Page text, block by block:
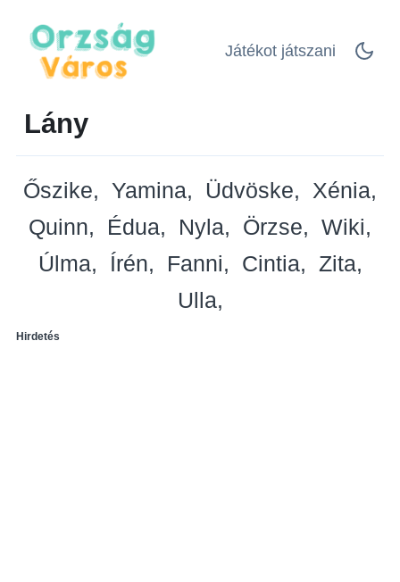
Játékot játszani
Lány
Őszike Yamina Üdvöske
Xénia
Quinn
Édua Nyla Örzse
Wiki
Úlma
Írén Fanni Cintia
Zita
Ulla
Hirdetés